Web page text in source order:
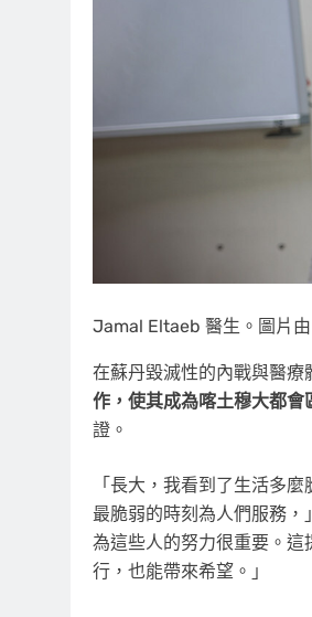
Jamal Eltaeb 醫生。圖片
在蘇丹毀滅性的內戰與醫療
作，使其成為喀土穆大都
證。
「長大，我看到了生活多
最脆弱的時刻為人們服務，」
為這些人的努力很重要。
行，也能帶來希望。」